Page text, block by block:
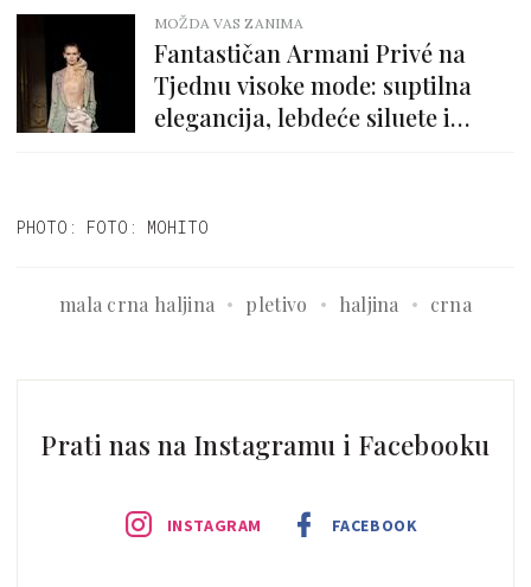
MOŽDA VAS ZANIMA
Fantastičan Armani Privé na
Tjednu visoke mode: suptilna
elegancija, lebdeće siluete i
PHOTO: FOTO: MOHITO
mala crna haljina pletivo haljina crna
Prati nas na Instagramu i Facebooku
INSTAGRAM FACEBOOK